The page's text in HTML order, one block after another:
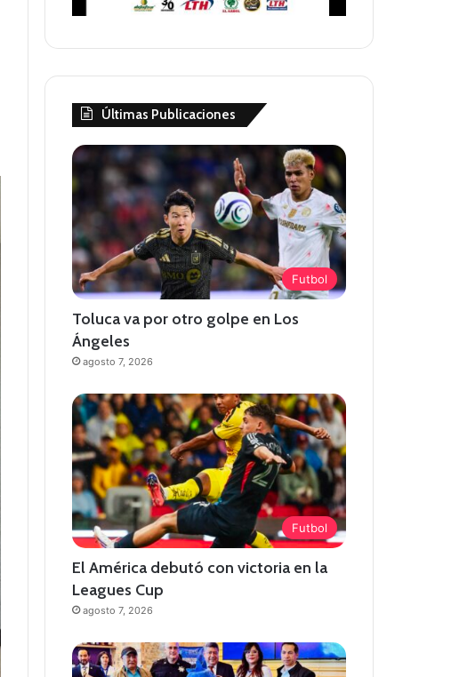
Últimas Publicaciones
Futbol
Toluca va por otro golpe en Los
Ángeles
agosto 7, 2026
Futbol
El América debutó con victoria en la
Leagues Cup
agosto 7, 2026